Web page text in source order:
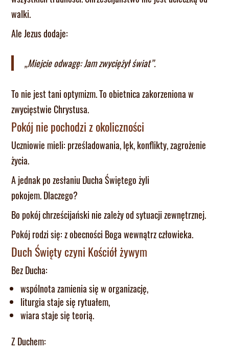
walki.
Ale Jezus dodaje:
„Miejcie odwagę: Jam zwyciężył świat”.
To nie jest tani optymizm. To obietnica zakorzeniona w
zwycięstwie Chrystusa.
Pokój nie pochodzi z okoliczności
Uczniowie mieli: prześladowania, lęk, konflikty, zagrożenie
życia.
A jednak po zesłaniu Ducha Świętego żyli
pokojem. Dlaczego?
Bo pokój chrześcijański nie zależy od sytuacji zewnętrznej.
Pokój rodzi się: z obecności Boga wewnątrz człowieka.
Duch Święty czyni Kościół żywym
Bez Ducha:
wspólnota zamienia się w organizację,
liturgia staje się rytuałem,
wiara staje się teorią.
Z Duchem: